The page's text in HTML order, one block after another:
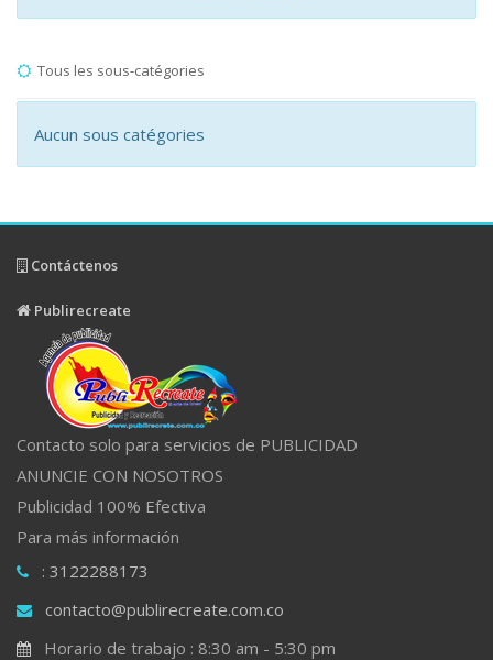
Tous les sous-catégories
Aucun sous catégories
Contáctenos
Publirecreate
Contacto solo para servicios de PUBLICIDAD
ANUNCIE CON NOSOTROS
Publicidad 100% Efectiva
Para más información
: 3122288173
contacto@publirecreate.com.co
Horario de trabajo : 8:30 am - 5:30 pm